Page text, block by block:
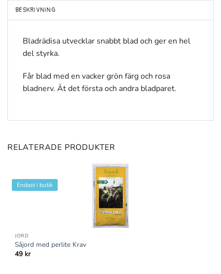
BESKRIVNING
Bladrädisa utvecklar snabbt blad och ger en hel
del styrka.
Får blad med en vacker grön färg och rosa
bladnerv. Ät det första och andra bladparet.
RELATERADE PRODUKTER
Endast i butik
JORD
Såjord med perlite Krav
49 kr